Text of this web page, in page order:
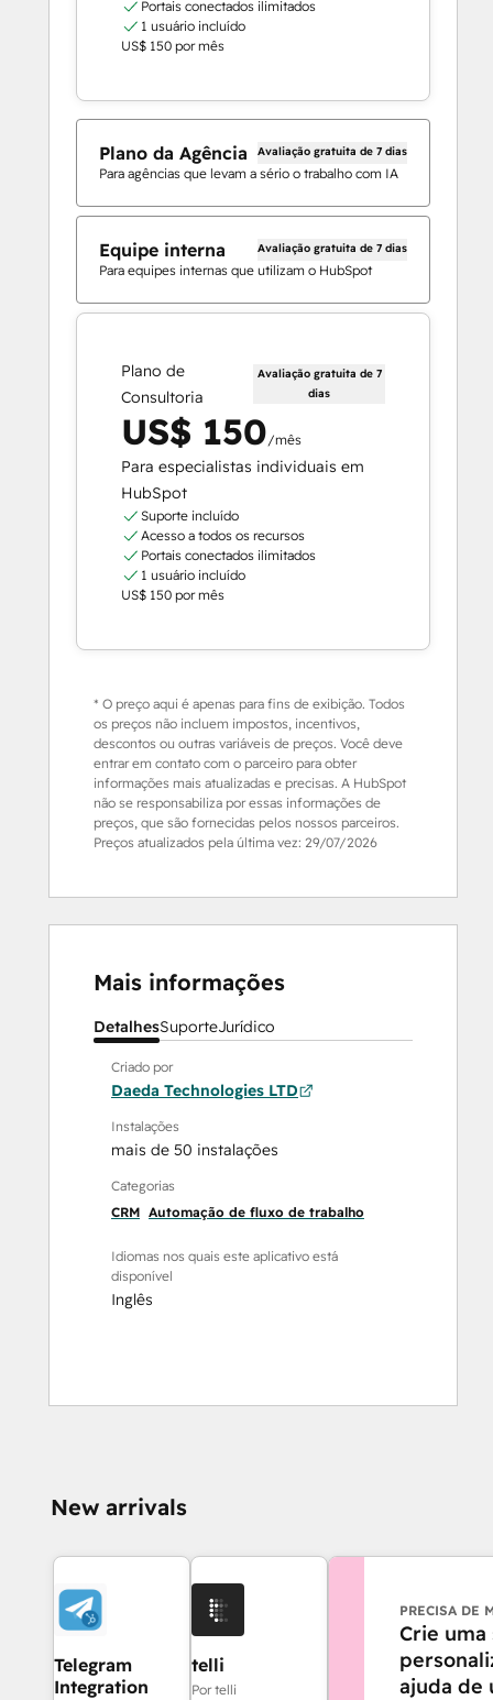
Portais conectados ilimitados
1 usuário incluído
US$ 150 por mês
Plano da Agência Avaliação gratuita de 7 dias
Para agências que levam a sério o trabalho com IA
Equipe interna Avaliação gratuita de 7 dias
Para equipes internas que utilizam o HubSpot
Plano de
Consultoria
Avaliação gratuita de 7
dias
US$ 150/mês
Para especialistas individuais em
HubSpot
Suporte incluído
Acesso a todos os recursos
Portais conectados ilimitados
1 usuário incluído
US$ 150 por mês
* O preço aqui é apenas para fins de exibição. Todos
os preços não incluem impostos, incentivos,
descontos ou outras variáveis de preços. Você deve
entrar em contato com o parceiro para obter
informações mais atualizadas e precisas. A HubSpot
não se responsabiliza por essas informações de
preços, que são fornecidas pelos nossos parceiros.
Preços atualizados pela última vez: 29/07/2026
Mais informações
DetalhesSuporteJurídico
Criado por
Daeda Technologies LTD
Instalações
mais de 50 instalações
Categorias
CRM Automação de fluxo de trabalho
Idiomas nos quais este aplicativo está
disponível
Inglês
New arrivals
Telegram
Integration
telli
Por telli
PRECISA DE
Crie uma
ajuda de